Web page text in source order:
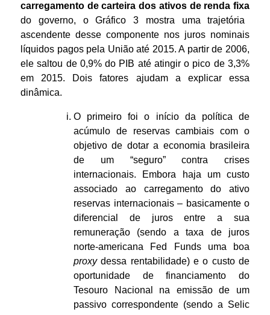
carregamento de carteira dos ativos de renda fixa
do governo, o Gráfico 3 mostra uma trajetória
ascendente desse componente nos juros nominais
líquidos pagos pela União até 2015. A partir de 2006,
ele saltou de 0,9% do PIB até atingir o pico de 3,3%
em 2015. Dois fatores ajudam a explicar essa
dinâmica.
O primeiro foi o início da política de
acúmulo de reservas cambiais com o
objetivo de dotar a economia brasileira
de um “seguro” contra crises
internacionais. Embora haja um custo
associado ao carregamento do ativo
reservas internacionais – basicamente o
diferencial de juros entre a sua
remuneração (sendo a taxa de juros
norte-americana Fed Funds uma boa
proxydessa rentabilidade) e o custo de
oportunidade de financiamento do
Tesouro Nacional na emissão de um
passivo correspondente (sendo a Selic